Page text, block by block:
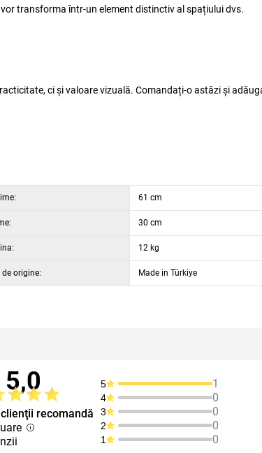
transforma într-un element distinctiv al spațiului dvs.
ci și valoare vizuală. Comandați-o astăzi și
61 cm
30 cm
12 kg
de origine: Made in Türkiye
5,0
clienţii recomandă
5 1
4 0
3 0
2 0
1 0